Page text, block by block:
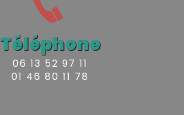
Téléphone
06 13 52 97 11
01 46 80 11 78